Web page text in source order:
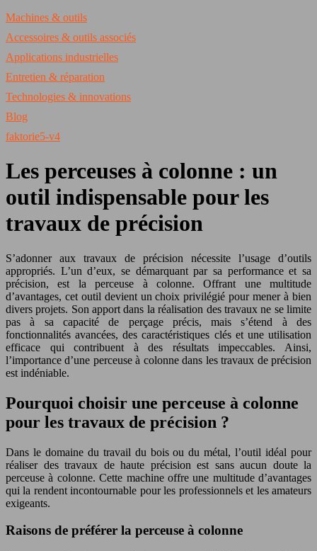
Machines & outils
Accessoires & outils associés
Applications industrielles
Entretien & réparation
Technologies & innovations
Blog
faktorie5-v4
Les perceuses à colonne : un
outil indispensable pour les
travaux de précision
S’adonner aux travaux de précision nécessite l’usage d’outils
appropriés. L’un d’eux, se démarquant par sa performance et sa
précision, est la perceuse à colonne. Offrant une multitude
d’avantages, cet outil devient un choix privilégié pour mener à bien
divers projets. Son apport dans la réalisation des travaux ne se limite
pas à sa capacité de perçage précis, mais s’étend à des
fonctionnalités avancées, des caractéristiques clés et une utilisation
efficace qui contribuent à des résultats impeccables. Ainsi,
l’importance d’une perceuse à colonne dans les travaux de précision
est indéniable.
Pourquoi choisir une perceuse à colonne
pour les travaux de précision ?
Dans le domaine du travail du bois ou du métal, l’outil idéal pour
réaliser des travaux de haute précision est sans aucun doute la
perceuse à colonne. Cette machine offre une multitude d’avantages
qui la rendent incontournable pour les professionnels et les amateurs
exigeants.
Raisons de préférer la perceuse à colonne